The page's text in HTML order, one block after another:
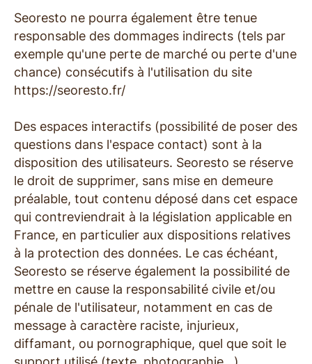
Seoresto ne pourra également être tenue
responsable des dommages indirects (tels par
exemple qu'une perte de marché ou perte d'une
chance) consécutifs à l'utilisation du site
https://seoresto.fr/
Des espaces interactifs (possibilité de poser des
questions dans l'espace contact) sont à la
disposition des utilisateurs. Seoresto se réserve
le droit de supprimer, sans mise en demeure
préalable, tout contenu déposé dans cet espace
qui contreviendrait à la législation applicable en
France, en particulier aux dispositions relatives
à la protection des données. Le cas échéant,
Seoresto se réserve également la possibilité de
mettre en cause la responsabilité civile et/ou
pénale de l'utilisateur, notamment en cas de
message à caractère raciste, injurieux,
diffamant, ou pornographique, quel que soit le